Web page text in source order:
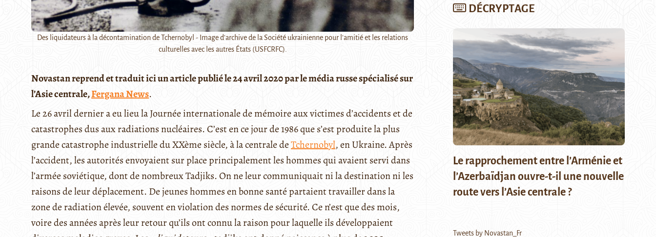
Des liquidateurs à la décontamination de Tchernobyl - Image d'archive de la Société ukrainienne pour l'amitié et les relations
culturelles avec les autres États (USFCRFC).
Novastan reprend et traduit ici un article publié le 24 avril 2020 par le média russe spécialisé sur
l’Asie centrale,Fergana News.
Le 26 avril dernier a eu lieu la Journée internationale de mémoire aux victimes d’accidents et de
catastrophes dus aux radiations nucléaires. C’est en ce jour de 1986 que s’est produite la plus
grande catastrophe industrielle du XXème siècle, à la centrale deTchernobyl, en Ukraine. Après
l’accident, les autorités envoyaient sur place principalement les hommes qui avaient servi dans
l’armée soviétique, dont de nombreux Tadjiks. On ne leur communiquait ni la destination ni les
raisons de leur déplacement. De jeunes hommes en bonne santé partaient travailler dans la
zone de radiation élevée, souvent en violation des normes de sécurité. Ce n’est que des mois,
voire des années après leur retour qu’ils ont connu la raison pour laquelle ils développaient
DÉCRYPTAGE
Le rapprochement entre l’Arménie et
l’Azerbaïdjan ouvre-t-il une nouvelle
route vers l’Asie centrale ?
Tweets by Novastan_Fr